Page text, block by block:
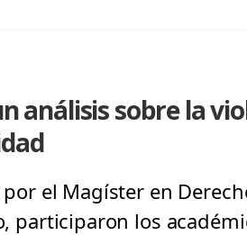
análisis sobre la
el Magíster en
participaron los